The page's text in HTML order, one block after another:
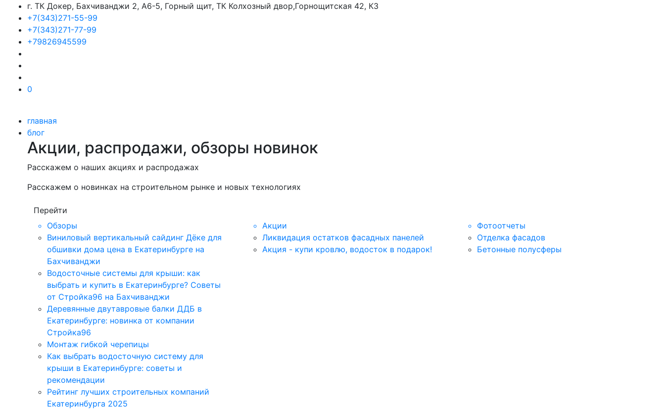
г. ТК Докер, Бахчиванджи 2, А6-5, Горный щит, ТК Колхозный двор,Горнощитская 42, К3
+7(343)271-55-99
+7(343)271-77-99
+79826945599
0
главная
блог
Акции, распродажи, обзоры новинок
Расскажем о наших акциях и распродажах
Расскажем о новинках на строительном рынке и новых технологиях
Перейти
Обзоры
Виниловый вертикальный сайдинг Дёке для
обшивки дома цена в Екатеринбурге на
Бахчиванджи
Водосточные системы для крыши: как
выбрать и купить в Екатеринбурге? Советы
от Стройка96 на Бахчиванджи
Деревянные двутавровые балки ДДБ в
Екатеринбурге: новинка от компании
Стройка96
Монтаж гибкой черепицы
Как выбрать водосточную систему для
крыши в Екатеринбурге: советы и
рекомендации
Рейтинг лучших строительных компаний
Екатеринбурга 2025
Акции
Ликвидация остатков фасадных панелей
Акция - купи кровлю, водосток в подарок!
Фотоотчеты
Отделка фасадов
Бетонные полусферы